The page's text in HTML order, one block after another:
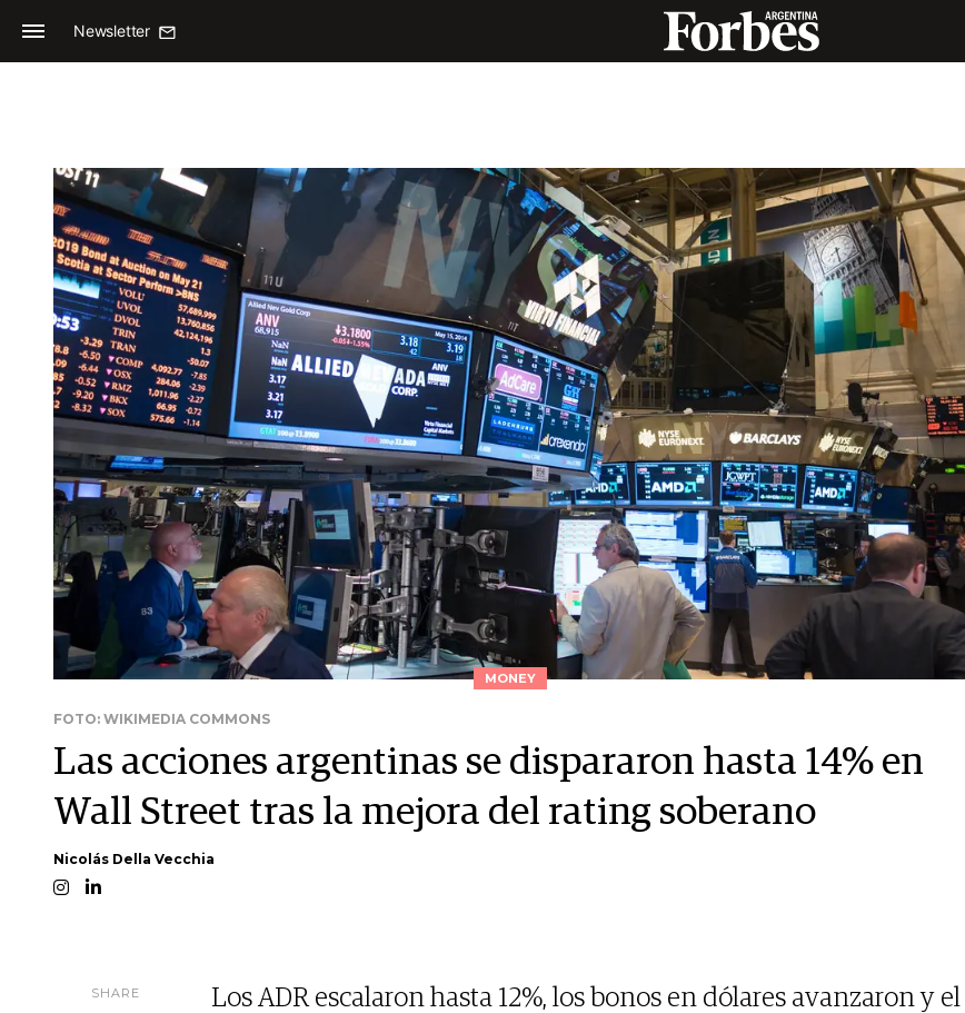
Newsletter
MONEY
FOTO: WIKIMEDIA COMMONS
Las acciones argentinas se dispararon hasta 14% en
Wall Street tras la mejora del rating soberano
Nicolás Della Vecchia
SHARE
Los ADR escalaron hasta 12%, los bonos en dólares avanzaron y el